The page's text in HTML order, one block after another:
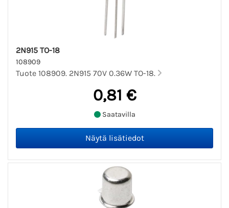
2N915 TO-18
108909
Tuote 108909. 2N915 70V 0.36W TO-18.
0,81 €
Saatavilla